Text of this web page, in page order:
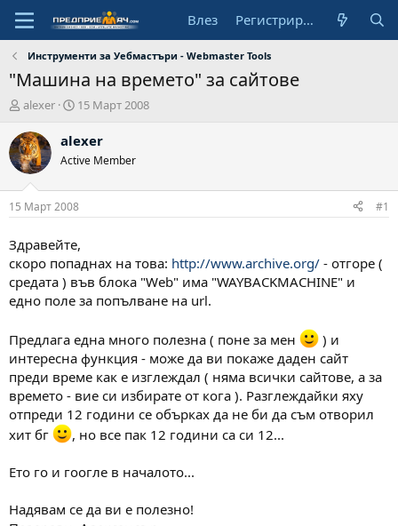
Влез Регистрирай се
Инструменти за Уебмастъри - Webmaster Tools
"Машина на времето" за сайтове
А
т
о
р
alexer
Н
ч
а
л
а
д
т
а
15 Март 2008
alexer
Active Member
15 Март 2008 #1
Здравейте,
скоро попаднах на това: http://www.archive.org/ - отгоре (
средата ) във блока "Web" има "WAYBACKMACHINE" и
едно поле за попълване на url.
Предлага една много полезна ( поне за мен
) и
интересна функция - може да ви покаже даден сайт
преди време как е изглеждал ( няма всички сайтове, а за
времето - вие си избирате от кога ). Разглеждайки яху
отпреди 12 години се обърках да не би да съм отворил
хит бг
, но все пак 12 години са си 12...
Ето го и гоогле в началото...
Надявам се да ви е полезно!